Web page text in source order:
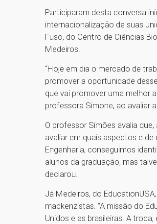
Participaram desta conversa
internacionalização de suas
Fuso, do Centro de Ciências
Medeiros.
“Hoje em dia o mercado de
promover a oportunidade
que vai promover uma melhor
professora Simone, ao avaliar
O professor Simões avalia
avaliar em quais aspectos e de
Engenharia, conseguimos
alunos da graduação, mas
declarou.
Já Medeiros, do
mackenzistas. “A missão do
Unidos e as brasileiras. A